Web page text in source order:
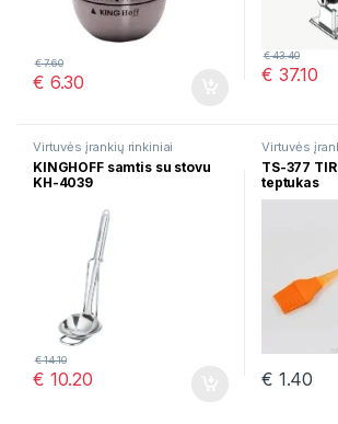
€ 6.30
€7.60
€ 37.10
€43.40
Virtuvės įrankių rinkiniai
KINGHOFF samtis su stovu
KH-4039
€ 10.20
€14.10
Virtuvės
TS-377
teptukas
€ 1.40